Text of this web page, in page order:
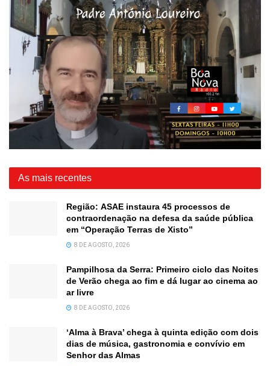
As mais recentes
Região: ASAE instaura 45 processos de
contraordenação na defesa da saúde pública
em “Operação Terras de Xisto”
8 DE AGOSTO, 2026
Pampilhosa da Serra: Primeiro ciclo das Noites
de Verão chega ao fim e dá lugar ao cinema ao
ar livre
8 DE AGOSTO, 2026
‘Alma à Brava’ chega à quinta edição com dois
dias de música, gastronomia e convívio em
Senhor das Almas